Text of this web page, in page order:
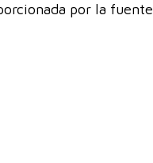
por la fuente